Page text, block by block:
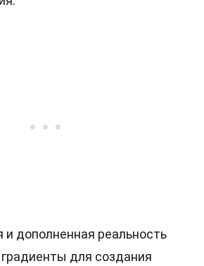
и дополненная реальность
для создания